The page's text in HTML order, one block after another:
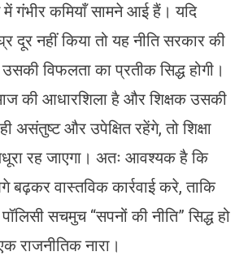
गंभीर कमियाँ सामने आई हैं। यदि
दूर नहीं किया तो यह नीति सरकार की
विफलता का प्रतीक सिद्ध होगी।
की आधारशिला है और शिक्षक उसकी
असंतुष्ट और उपेक्षित रहेंगे, तो शिक्षा
रह जाएगा। अतः आवश्यक है कि
बढ़कर वास्तविक कार्रवाई करे, ताकि
सचमुच “सपनों की नीति” सिद्ध हो
नारा।